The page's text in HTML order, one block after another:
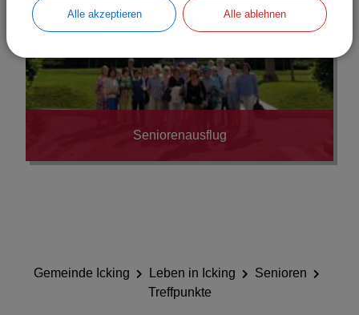
Seniorenausflug
Gemeinde Icking Leben in Icking
Senioren
Treffpunkte
Alle akzeptieren Alle ablehnen